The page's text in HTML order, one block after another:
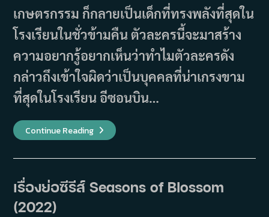
เกษตรกรรม ก็กลายเป็นเด็กที่ทรงพลังที่สุดใน
โรงเรียนในชั่วข้ามคืน ตัวละครนี้จะมาสร้าง
ความอยากรู้อยากเห็นว่าทำไมตัวละครดัง
กล่าวถึงเข้าใจผิดว่าเป็นบุคคลที่น่าเกรงขาม
ที่สุดในโรงเรียน อีซอนบิน…
Continue Readingเรื่อง
ย่อ
เรื่องย่อซีรีส์ Seasons of Blossom
(2022)